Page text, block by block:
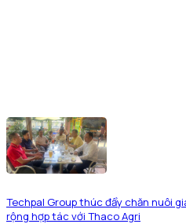
Techpal Group thúc đẩy chăn nuôi
rộng hợp tác với Thaco Agri